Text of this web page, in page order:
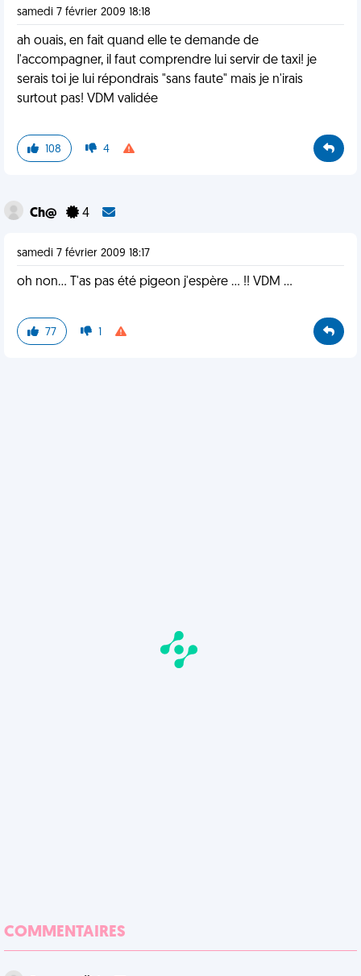
samedi 7 février 2009 18:18
ah ouais, en fait quand elle te demande de
l'accompagner, il faut comprendre lui servir de taxi! je
serais toi je lui répondrais "sans faute" mais je n'irais
surtout pas! VDM validée
108 4
Ch@ 4
samedi 7 février 2009 18:17
oh non... T'as pas été pigeon j'espère ... !! VDM ...
77 1
COMMENTAIRES